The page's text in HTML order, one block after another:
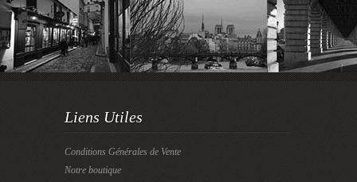
Liens Utiles
Conditions Générales de Vente
Notre boutique